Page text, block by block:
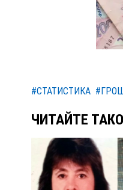
#СТАТИСТИКА
ЧИТАЙТЕ